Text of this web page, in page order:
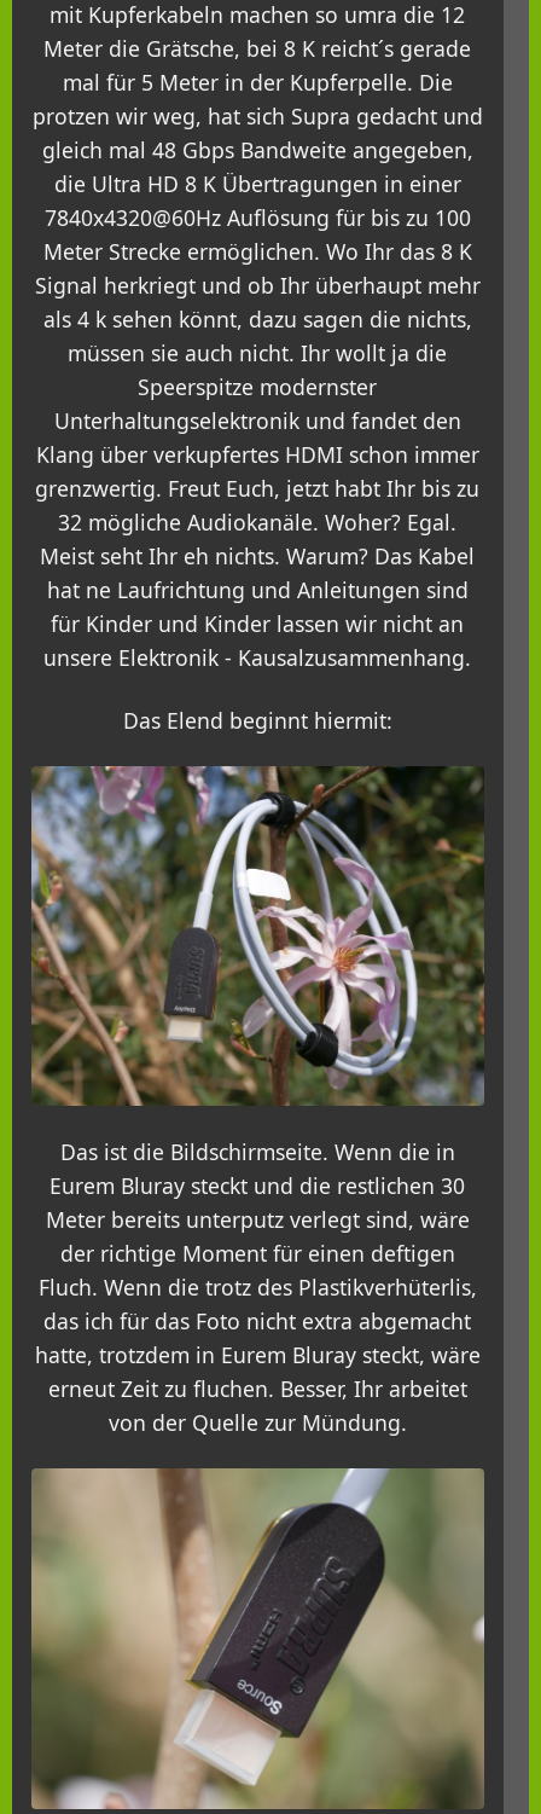
mit Kupferkabeln machen so umra die 12
Meter die Grätsche, bei 8 K reicht´s gerade
mal für 5 Meter in der Kupferpelle. Die
protzen wir weg, hat sich Supra gedacht und
gleich mal 48 Gbps Bandweite angegeben,
die Ultra HD 8 K Übertragungen in einer
7840x4320@60Hz Auflösung für bis zu 100
Meter Strecke ermöglichen. Wo Ihr das 8 K
Signal herkriegt und ob Ihr überhaupt mehr
als 4 k sehen könnt, dazu sagen die nichts,
müssen sie auch nicht. Ihr wollt ja die
Speerspitze modernster
Unterhaltungselektronik und fandet den
Klang über verkupfertes HDMI schon immer
grenzwertig. Freut Euch, jetzt habt Ihr bis zu
32 mögliche Audiokanäle. Woher? Egal.
Meist seht Ihr eh nichts. Warum? Das Kabel
hat ne Laufrichtung und Anleitungen sind
für Kinder und Kinder lassen wir nicht an
unsere Elektronik - Kausalzusammenhang.
Das Elend beginnt hiermit:
Das ist die Bildschirmseite. Wenn die in
Eurem Bluray steckt und die restlichen 30
Meter bereits unterputz verlegt sind, wäre
der richtige Moment für einen deftigen
Fluch. Wenn die trotz des Plastikverhüterlis,
das ich für das Foto nicht extra abgemacht
hatte, trotzdem in Eurem Bluray steckt, wäre
erneut Zeit zu fluchen. Besser, Ihr arbeitet
von der Quelle zur Mündung.